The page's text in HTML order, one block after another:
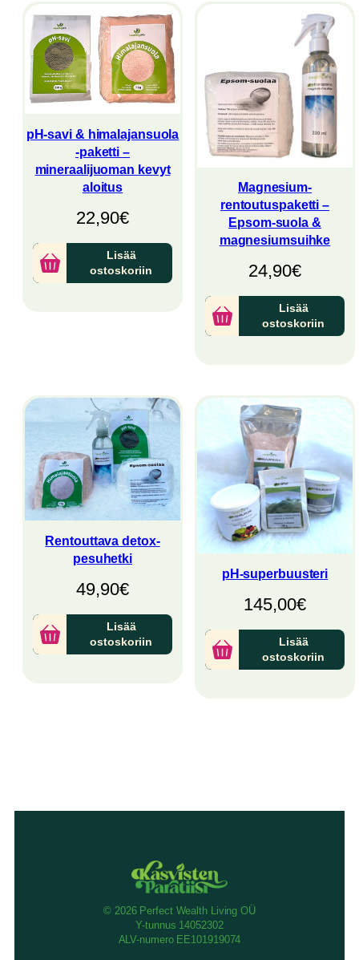
pH-savi & himalajansuola
-paketti –
mineraalijuoman kevyt
aloitus
22,90€
Lisää
ostoskoriin
Magnesium-
rentoutuspaketti –
Epsom-suola &
magnesiumsuihke
24,90€
Lisää
ostoskoriin
Rentouttava detox-
pesuhetki
49,90€
Lisää
ostoskoriin
pH-superbuusteri
145,00€
Lisää
ostoskoriin
© 2026 Perfect Wealth Living OÜ
Y-tunnus 14052302
ALV-numero EE101919074